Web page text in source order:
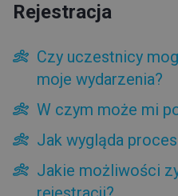
Funkcje
Social media clips (beta)
Informacje o dostępności
Integracje
Oś czasu
Statystyki
Poczekalnia
Rejestracja
Czy uczestnicy
moje wydarzenia?
W czym może mi
Jak wygląda
Jakie możliwości